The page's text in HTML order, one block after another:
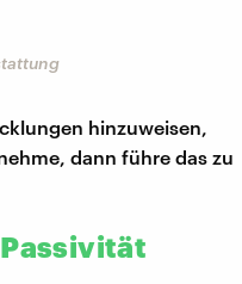
hinzuweisen,
dann führe das zu